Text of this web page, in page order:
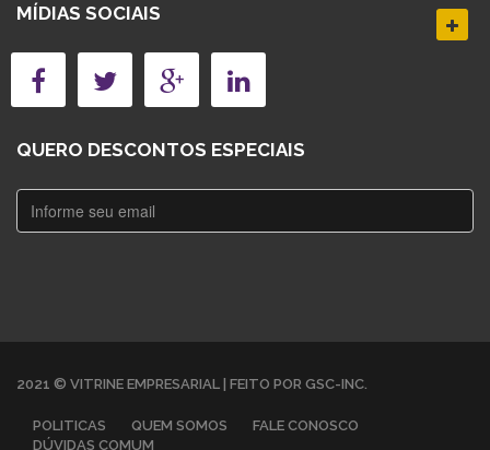
MÍDIAS SOCIAIS
QUERO DESCONTOS ESPECIAIS
2021 © VITRINE EMPRESARIAL | FEITO POR GSC-INC.
POLITICAS QUEM SOMOS
FALE CONOSCO
DÚVIDAS COMUM